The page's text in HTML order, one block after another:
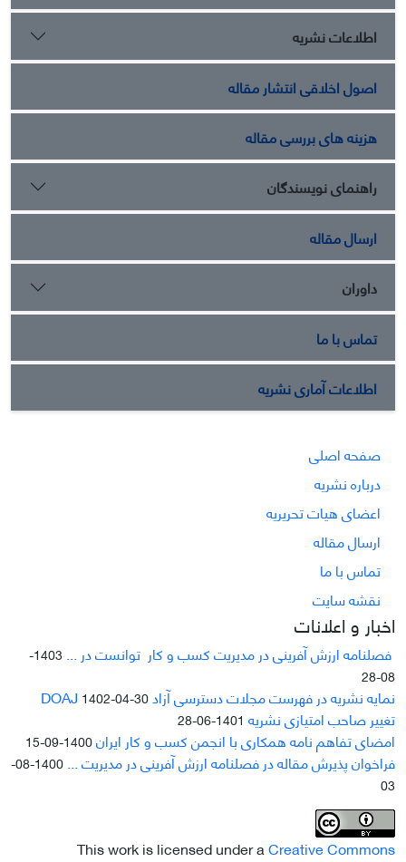
اطلاعات نشریه
اصول اخلاقی انتشار مقاله
هزینه های بررسی مقاله
راهنمای نویسندگان
ارسال مقاله
داوران
تماس با ما
اطلاعات آماری نشریه
صفحه اصلی
درباره نشریه
اعضای هیات تحریریه
ارسال مقاله
تماس با ما
نقشه سایت
اخبار و اعلانات
فصلنامه ارزش آفرینی در مدیریت کسب و کار توانست در ...
1403-
08-28
نمایه نشریه در فهرست مجلات دسترسی آزاد DOAJ1402-04-30
تغییر صاحب امتیازی نشریه 1401-06-28
امضای تفاهم نامه همکاری با انجمن کسب و کار ایران1400-09-15
فراخوان پذیرش مقاله در فصلنامه ارزش آفرینی در مدیریت ...
1400-08-
03
This work is licensed under aCreative Commons